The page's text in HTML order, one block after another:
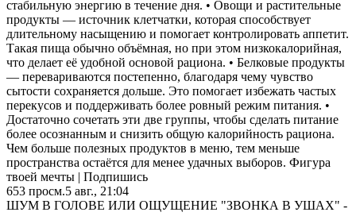
стабильную энергию в течение дня. • Овощи и растительные
продукты — источник клетчатки, которая способствует
длительному насыщению и помогает контролировать аппетит.
Такая пища обычно объёмная, но при этом низкокалорийная,
что делает её удобной основой рациона. • Белковые продукты
— перевариваются постепенно, благодаря чему чувство
сытости сохраняется дольше. Это помогает избежать частых
перекусов и поддерживать более ровный режим питания. •
Достаточно сочетать эти две группы, чтобы сделать питание
более осознанным и снизить общую калорийность рациона.
Чем больше полезных продуктов в меню, тем меньше
пространства остаётся для менее удачных выборов. Фигура
твоей мечты | Подпишись
653 просм.5 авг., 21:04
ШУМ В ГОЛОВЕ ИЛИ ОЩУЩЕНИЕ "ЗВОНКА В УШАХ" -